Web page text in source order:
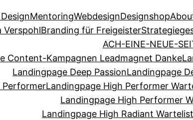
MentoringWebdesignDesignshop
VerspohlBranding für Freigeister
ACH-EINE-NEUE-
Content-Kampagnen Leadmagnet Danke
Landingpage Deep PassionLandingpage
PerformerLandingpage High Performer
Landingpage High Performer
Landingpage High Radiant